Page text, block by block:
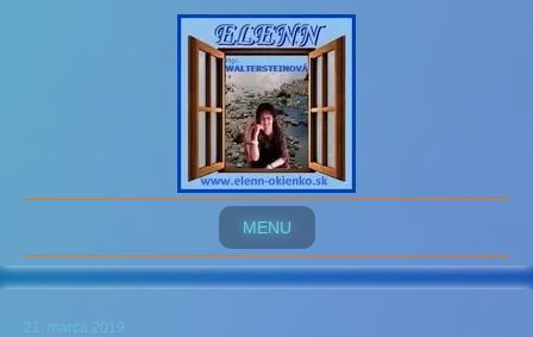
MENU
21. marca 2019